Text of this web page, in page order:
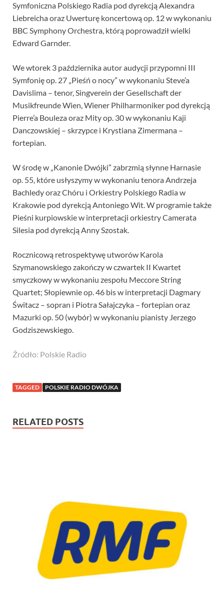
Symfoniczna Polskiego Radia pod dyrekcją Alexandra
Liebreicha oraz Uwerturę koncertową op. 12 w wykonaniu
BBC Symphony Orchestra, którą poprowadził wielki
Edward Garnder.
We wtorek 3 października autor audycji przypomni III
Symfonię op. 27 „Pieśń o nocy” w wykonaniu Steve’a
Davislima – tenor, Singverein der Gesellschaft der
Musikfreunde Wien, Wiener Philharmoniker pod dyrekcją
Pierre’a Bouleza oraz Mity op. 30 w wykonaniu Kaji
Danczowskiej – skrzypce i Krystiana Zimermana –
fortepian.
W środę w „Kanonie Dwójki” zabrzmią słynne Harnasie
op. 55, które usłyszymy w wykonaniu tenora Andrzeja
Bachledy oraz Chóru i Orkiestry Polskiego Radia w
Krakowie pod dyrekcją Antoniego Wit. W programie także
Pieśni kurpiowskie w interpretacji orkiestry Camerata
Silesia pod dyrekcją Anny Szostak.
Rocznicową retrospektywę utworów Karola
Szymanowskiego zakończy w czwartek II Kwartet
smyczkowy w wykonaniu zespołu Meccore String
Quartet; Słopiewnie op. 46 bis w interpretacji Dagmary
Świtacz – sopran i Piotra Sałajczyka – fortepian oraz
Mazurki op. 50 (wybór) w wykonaniu pianisty Jerzego
Godziszewskiego.
Źródło: Polskie Radio
TAGGED POLSKIE RADIO DWÓJKA
RELATED POSTS